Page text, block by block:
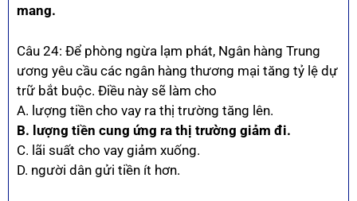
mang.
Câu 24: Để phòng ngừa lạm phát, Ngân hàng Trung
ương yêu cầu các ngân hàng thương mại tăng tỷ lệ dự
trữ bắt buộc. Điều này sẽ làm cho
A. lượng tiền cho vay ra thị trường tăng lên.
B. lượng tiền cung ứng ra thị trường giảm đi.
C. lãi suất cho vay giảm xuống.
D. người dân gửi tiền ít hơn.